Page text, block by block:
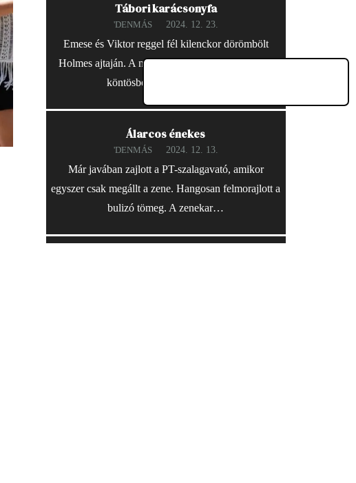
Tábori karácsonyfa
'DENMÁS 2024. 12. 23.
Emese és Viktor reggel fél kilenckor dörömbölt
Holmes ajtaján. A nyomozó fáradtan, kalapban és
köntösben nyitott ajtót. –…
Álarcos énekes
'DENMÁS 2024. 12. 13.
Már javában zajlott a PT-szalagavató, amikor
egyszer csak megállt a zene. Hangosan felmorajlott a
bulizó tömeg. A zenekar…